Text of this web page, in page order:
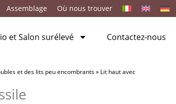
Assemblage Où nous trouver
et Salon surélevé Contactez-nous
et des lits peu encombrants» Lit haut avec